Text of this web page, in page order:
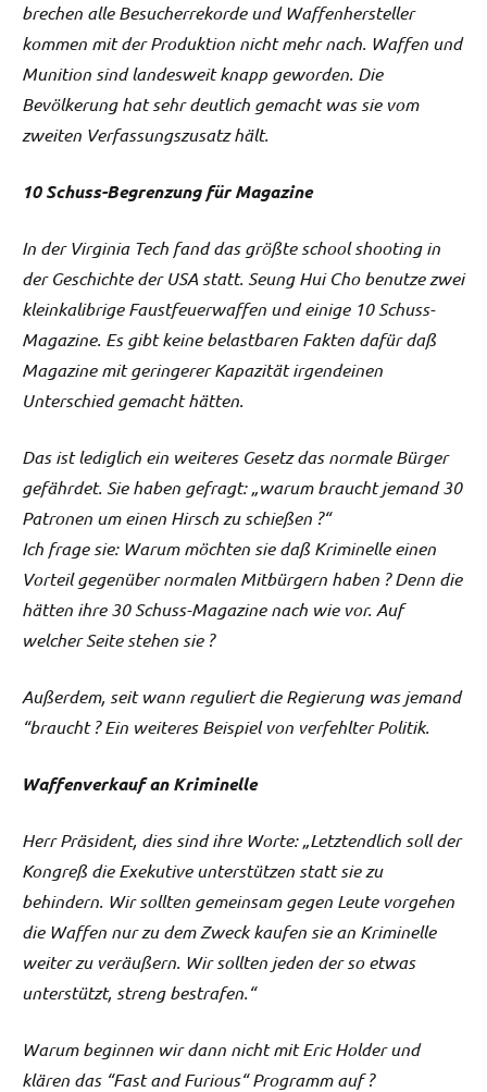
brechen alle Besucherrekorde und Waffenhersteller
kommen mit der Produktion nicht mehr nach. Waffen und
Munition sind landesweit knapp geworden. Die
Bevölkerung hat sehr deutlich gemacht was sie vom
zweiten Verfassungszusatz hält.
10 Schuss-Begrenzung für Magazine
In der Virginia Tech fand das größte school shooting in
der Geschichte der USA statt. Seung Hui Cho benutze zwei
kleinkalibrige Faustfeuerwaffen und einige 10 Schuss-
Magazine. Es gibt keine belastbaren Fakten dafür daß
Magazine mit geringerer Kapazität irgendeinen
Unterschied gemacht hätten.
Das ist lediglich ein weiteres Gesetz das normale Bürger
gefährdet. Sie haben gefragt: „warum braucht jemand 30
Patronen um einen Hirsch zu schießen ?“
Ich frage sie: Warum möchten sie daß Kriminelle einen
Vorteil gegenüber normalen Mitbürgern haben ? Denn die
hätten ihre 30 Schuss-Magazine nach wie vor. Auf
welcher Seite stehen sie ?
Außerdem, seit wann reguliert die Regierung was jemand
“braucht ? Ein weiteres Beispiel von verfehlter Politik.
Waffenverkauf an Kriminelle
Herr Präsident, dies sind ihre Worte: „Letztendlich soll der
Kongreß die Exekutive unterstützen statt sie zu
behindern. Wir sollten gemeinsam gegen Leute vorgehen
die Waffen nur zu dem Zweck kaufen sie an Kriminelle
weiter zu veräußern. Wir sollten jeden der so etwas
unterstützt, streng bestrafen.“
Warum beginnen wir dann nicht mit Eric Holder und
klären das “Fast and Furious“ Programm auf ?